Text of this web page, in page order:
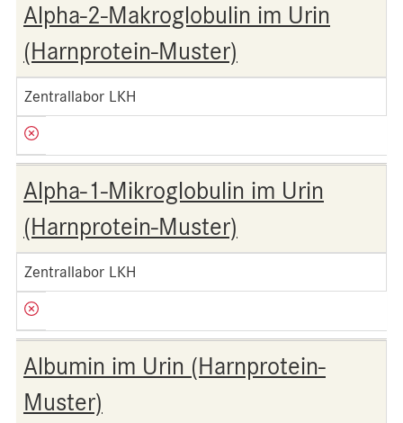
Alpha-2-Makroglobulin im Urin
(Harnprotein-Muster)
Zentrallabor LKH
Alpha-1-Mikroglobulin im Urin
(Harnprotein-Muster)
Zentrallabor LKH
Albumin im Urin (Harnprotein-
Muster)